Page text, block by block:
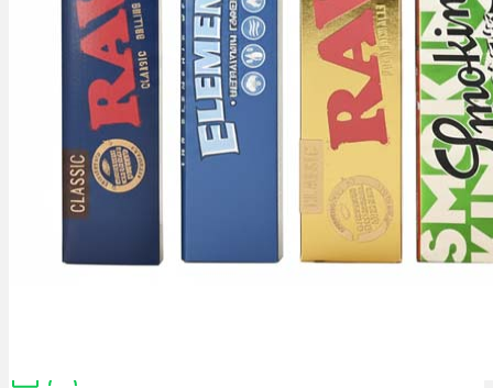
Zen TV
Erfahrungen
Login